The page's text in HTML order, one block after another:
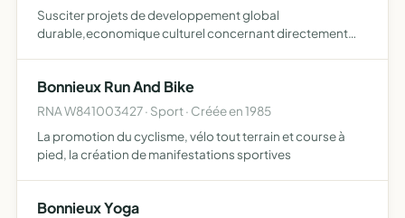
Susciter projets de developpement global
durable,economique culturel concernant directement
dont elle prendrait …
Bonnieux Run And Bike
RNA W841003427 · Sport · Créée en 1985
La promotion du cyclisme, vélo tout terrain et course à
pied, la création de manifestations sportives
Bonnieux Yoga